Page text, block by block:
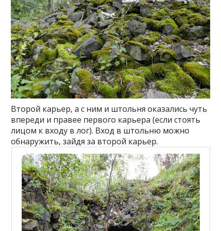
Второй карьер, а с ним и штольня оказались чуть
впереди и правее первого карьера (если стоять
лицом к входу в лог). Вход в штольню можно
обнаружить, зайдя за второй карьер.